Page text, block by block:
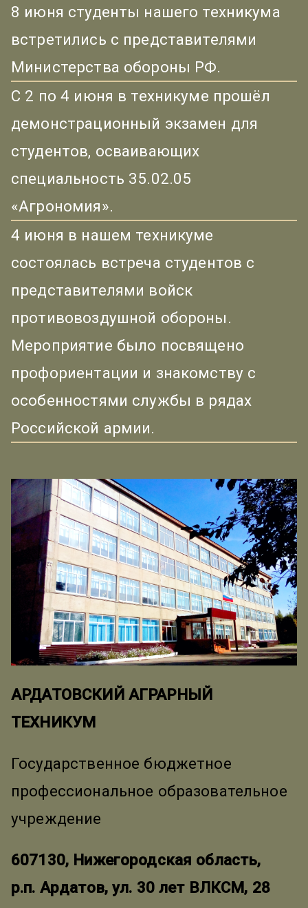
8 июня студенты нашего техникума
встретились с представителями
Министерства обороны РФ.
С 2 по 4 июня в техникуме прошёл
демонстрационный экзамен для
студентов, осваивающих
специальность 35.02.05
«Агрономия».
4 июня в нашем техникуме
состоялась встреча студентов с
представителями войск
противовоздушной обороны.
Мероприятие было посвящено
профориентации и знакомству с
особенностями службы в рядах
Российской армии.
АРДАТОВСКИЙ АГРАРНЫЙ
ТЕХНИКУМ
Государственное бюджетное
профессиональное образовательное
учреждение
607130, Нижегородская область,
р.п. Ардатов, ул. 30 лет ВЛКСМ, 28